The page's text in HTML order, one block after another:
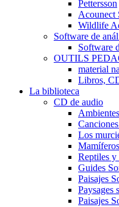
Pettersson
Acounect
Wildlife
Software de
Software
OUTILS
material
Libros,
La biblioteca
CD de audio
Los
Mamíferos
Reptiles
Guides
Paisajes
Paysages
Paisajes